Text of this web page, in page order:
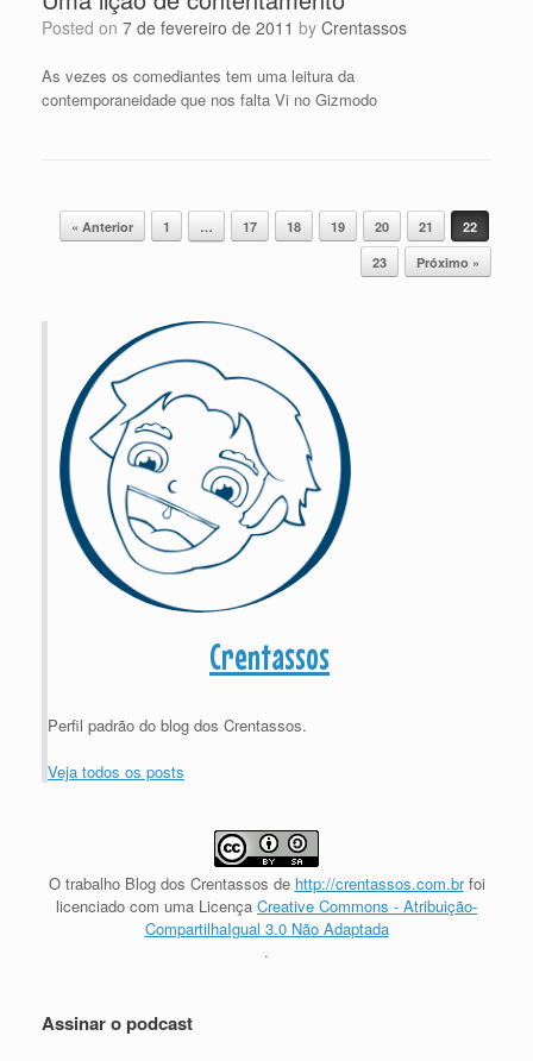
Posted on 7 de fevereiro de 2011 by Crentassos
As vezes os comediantes tem uma leitura da
contemporaneidade que nos falta Vi no Gizmodo
Post navigation
« Anterior 1 … 17 18 19 20 21
22
23
Próximo »
Crentassos
Perfil padrão do blog dos Crentassos.
Veja todos os posts
O trabalho Blog dos Crentassos de http://crentassos.com.brfoi
licenciado com uma Licença Creative Commons - Atribuição-
CompartilhaIgual 3.0 Não Adaptada
.
Assinar o podcast